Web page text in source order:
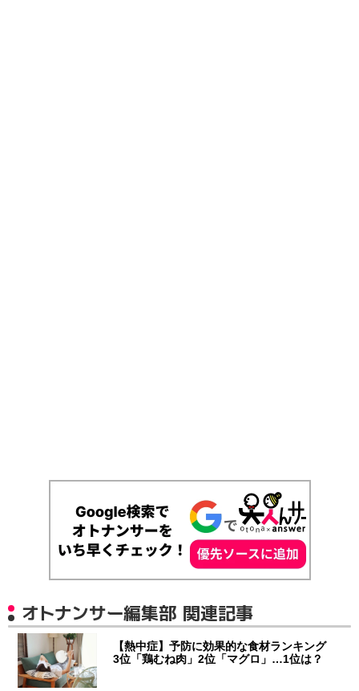
オトナンサー編集部 関連記事
【熱中症】予防に効果的な食材ランキング
3位「鶏むね肉」2位「マグロ」…1位は？